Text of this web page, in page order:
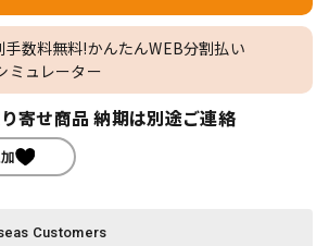
数料無料!かんたんWEB分割払い
ミュレーター
寄せ商品 納期は別途ご連絡
Customers